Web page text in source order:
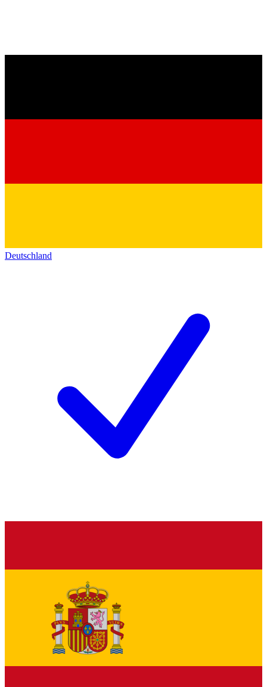
Deutschland